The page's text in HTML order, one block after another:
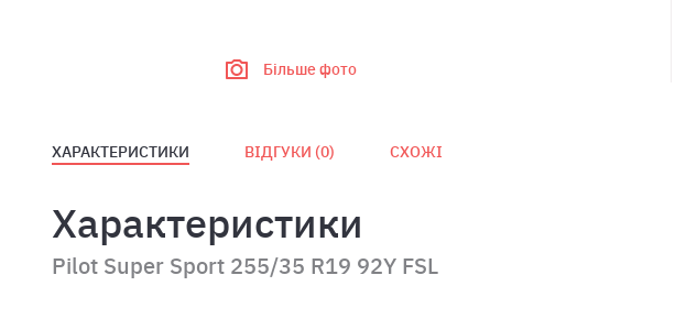
Більше фото
ХАРАКТЕРИСТИКИ ВІДГУКИ (0) СХОЖІ
Характеристики
Pilot Super Sport 255/35 R19 92Y FSL